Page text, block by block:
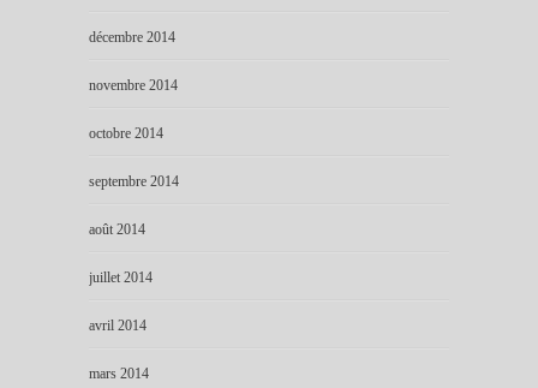
décembre 2014
novembre 2014
octobre 2014
septembre 2014
août 2014
juillet 2014
avril 2014
mars 2014